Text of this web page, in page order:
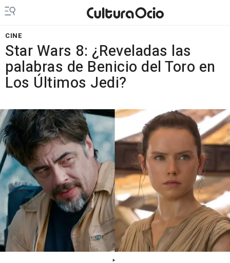
CINE
Star Wars 8: ¿Reveladas las
palabras de Benicio del Toro en
Los Últimos Jedi?